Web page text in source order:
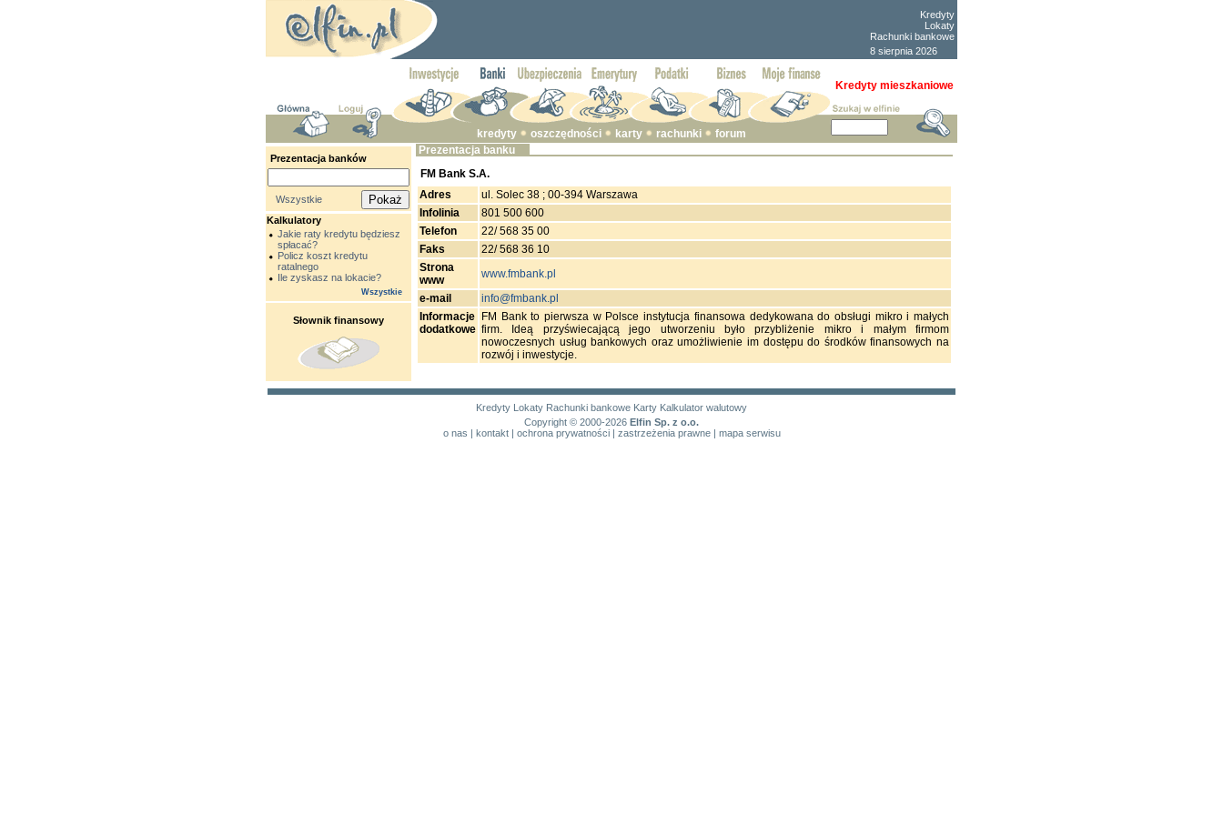
Kredyty
Lokaty
Rachunki bankowe
8 sierpnia 2026
Kredyty mieszkaniowe
kredyty oszczędności karty rachunki forum
Prezentacja banków
Wszystkie
Kalkulatory
Jakie raty kredytu będziesz
spłacać?
Policz koszt kredytu
ratalnego
Ile zyskasz na lokacie?
Wszystkie
Słownik finansowy
Prezentacja banku
FM Bank S.A.
Adres
ul. Solec 38 ; 00-394 Warszawa
Infolinia
801 500 600
Telefon
22/ 568 35 00
Faks
22/ 568 36 10
Strona
www
www.fmbank.pl
e-mail
info@fmbank.pl
Informacje
dodatkowe
FM Bank to pierwsza w Polsce instytucja finansowa dedykowana do obsługi mikro i małych
firm. Ideą przyświecającą jego utworzeniu było przybliżenie mikro i małym firmom
nowoczesnych usług bankowych oraz umożliwienie im dostępu do środków finansowych na
rozwój i inwestycje.
Kredyty Lokaty Rachunki bankowe Karty Kalkulator walutowy
Copyright © 2000-2026 Elfin Sp. z o.o.
o nas | kontakt| ochrona prywatności| zastrzeżenia prawne| mapa serwisu